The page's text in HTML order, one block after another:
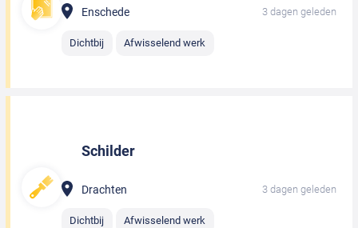
Enschede 3 dagen geleden
Dichtbij Afwisselend werk
Schilder
Drachten 3 dagen geleden
Dichtbij Afwisselend werk